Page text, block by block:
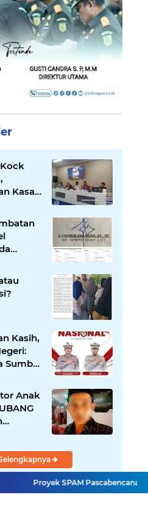
Kasat
Isu?
SDN
Kasih,
Sumbar
Anak
Proyek SPAM Pascabencana